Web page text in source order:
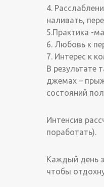
4.
наливать,
5.Практика -
6. Любовь к
7. Интерес к
В результате
джемах –
состояний
Интенсив
поработать).
Каждый день
чтобы